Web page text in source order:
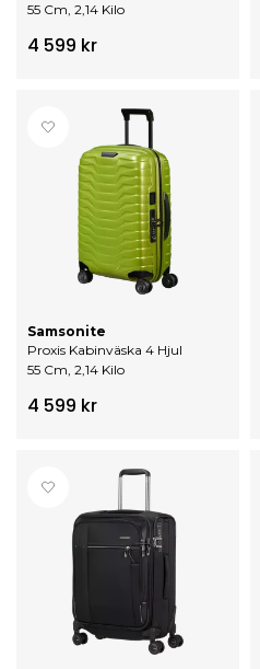
55 Cm, 2,14 Kilo
4 599 kr
Proxis Kabinväska 4 Hjul
55 Cm, 2,14 Kilo
Samsonite
4 599 kr